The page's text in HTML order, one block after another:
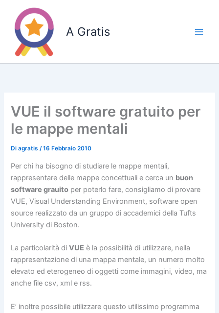
contenuto
A Gratis
VUE il software gratuito per
le mappe mentali
Diagratis/16 Febbraio 2010
Per chi ha bisogno di studiare le mappe mentali,
rappresentare delle mappe concettuali e cerca un buon
software grauito per poterlo fare, consigliamo di provare
VUE, Visual Understanding Environment, software open
source realizzato da un gruppo di accademici della Tufts
University di Boston.
La particolarità diVUE è la possibilità di utilizzare, nella
rappresentazione di una mappa mentale, un numero molto
elevato ed eterogeneo di oggetti come immagini, video, ma
anche file csv, xml e rss.
E’ inoltre possibile utilizzare questo utilissimo programma